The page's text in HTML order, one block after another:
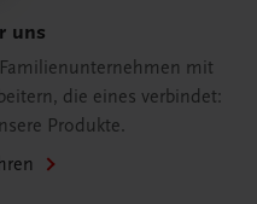
uns
mit
die eines verbindet:
Produkte.